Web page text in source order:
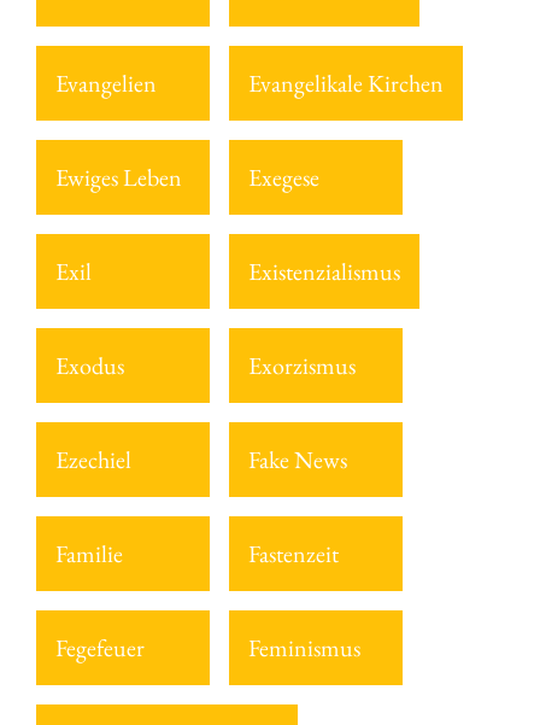
Evangelien Evangelikale Kirchen
Ewiges Leben Exegese
Exil Existenzialismus
Exodus Exorzismus
Ezechiel Fake News
Familie Fastenzeit
Fegefeuer Feminismus